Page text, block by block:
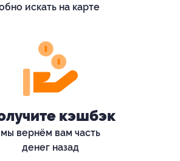
искать на карте
кэшбэк
мы вернём вам часть
денег назад